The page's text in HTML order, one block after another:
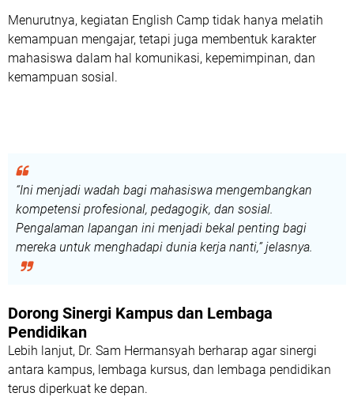
Menurutnya, kegiatan English Camp tidak hanya melatih
kemampuan mengajar, tetapi juga membentuk karakter
mahasiswa dalam hal komunikasi, kepemimpinan, dan
kemampuan sosial.
“Ini menjadi wadah bagi mahasiswa mengembangkan
kompetensi profesional, pedagogik, dan sosial.
Pengalaman lapangan ini menjadi bekal penting bagi
mereka untuk menghadapi dunia kerja nanti,” jelasnya.
Dorong Sinergi Kampus dan Lembaga
Pendidikan
Lebih lanjut, Dr. Sam Hermansyah berharap agar sinergi
antara kampus, lembaga kursus, dan lembaga pendidikan
terus diperkuat ke depan.